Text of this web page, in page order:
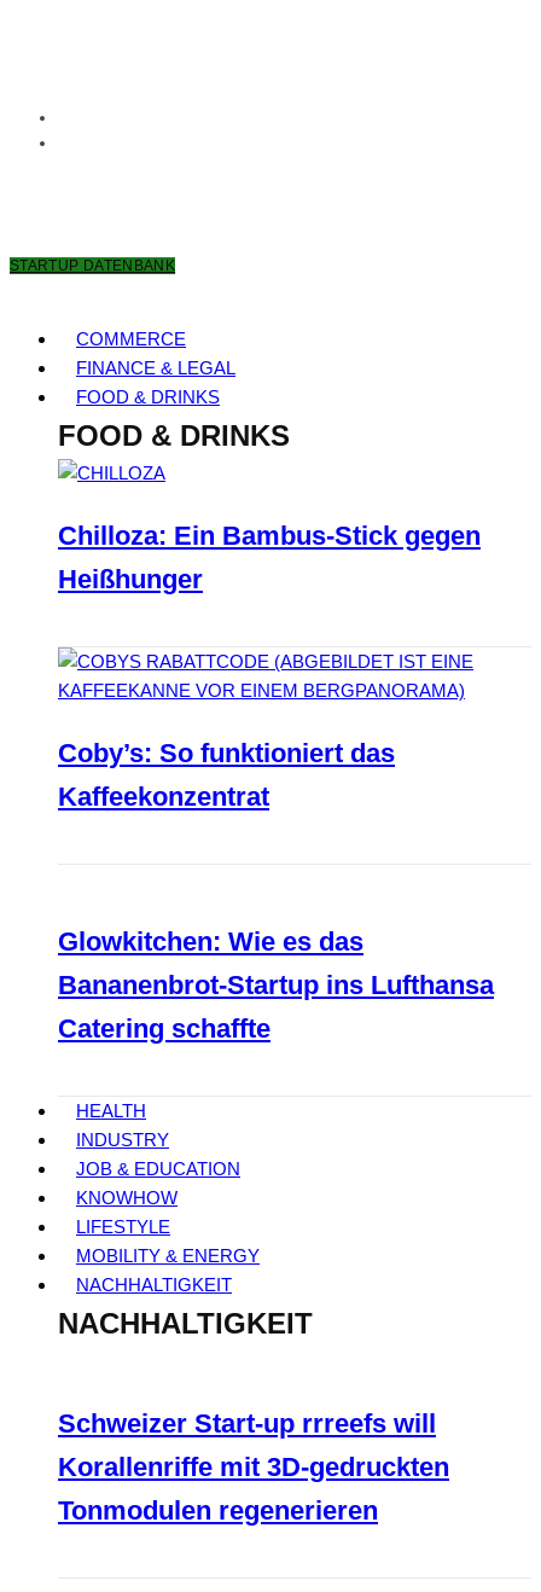
STARTUP DATENBANK
COMMERCE
FINANCE & LEGAL
FOOD & DRINKS
FOOD & DRINKS
Chilloza: Ein Bambus-Stick gegen
Heißhunger
Coby’s: So funktioniert das
Kaffeekonzentrat
Glowkitchen: Wie es das
Bananenbrot-Startup ins Lufthansa
Catering schaffte
HEALTH
INDUSTRY
JOB & EDUCATION
KNOWHOW
LIFESTYLE
MOBILITY & ENERGY
NACHHALTIGKEIT
NACHHALTIGKEIT
Schweizer Start-up rrreefs will
Korallenriffe mit 3D-gedruckten
Tonmodulen regenerieren